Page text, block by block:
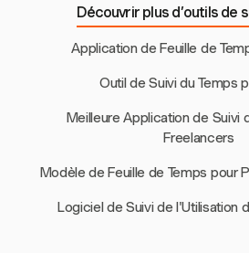
Découvrir plus d’outils de
Application de Feuille de
Outil de Suivi du Temps
Meilleure Application de Suivi
Freelancers
Modèle de Feuille de Temps pour
Logiciel de Suivi de l'Utilisation